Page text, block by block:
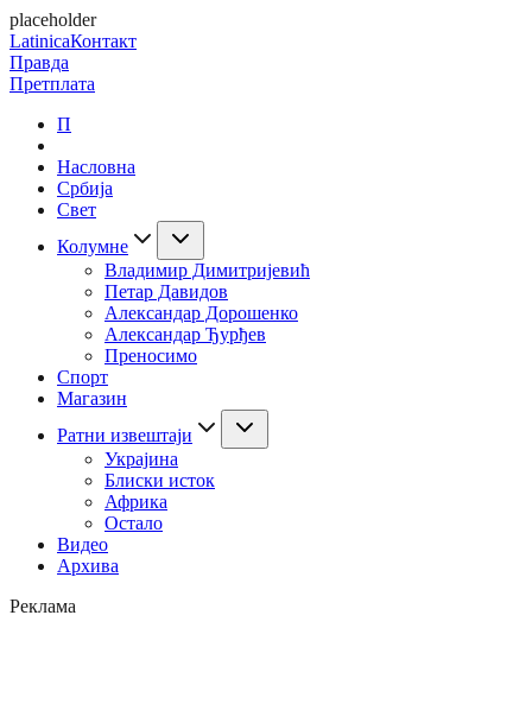
placeholder
LatinicaКонтакт
Правда
Претплата
П
Насловна
Србија
Свет
Колумне
Владимир Димитријевић
Петар Давидов
Александар Дорошенко
Александар Ђурђев
Преносимо
Спорт
Магазин
Ратни извештаји
Украјина
Блиски исток
Африка
Остало
Видео
Архива
Реклама